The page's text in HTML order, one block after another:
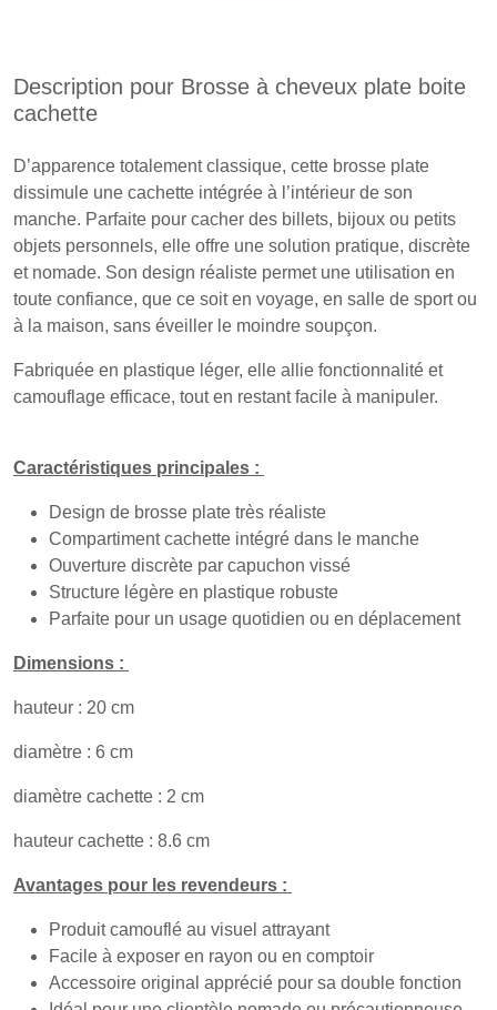
Description pour Brosse à cheveux plate boite
cachette
D’apparence totalement classique, cette brosse plate
dissimule une cachette intégrée à l’intérieur de son
manche. Parfaite pour cacher des billets, bijoux ou petits
objets personnels, elle offre une solution pratique, discrète
et nomade. Son design réaliste permet une utilisation en
toute confiance, que ce soit en voyage, en salle de sport ou
à la maison, sans éveiller le moindre soupçon.
Fabriquée en plastique léger, elle allie fonctionnalité et
camouflage efficace, tout en restant facile à manipuler.
Caractéristiques principales :
Design de brosse plate très réaliste
Compartiment cachette intégré dans le manche
Ouverture discrète par capuchon vissé
Structure légère en plastique robuste
Parfaite pour un usage quotidien ou en déplacement
Dimensions :
hauteur : 20 cm
diamètre : 6 cm
diamètre cachette : 2 cm
hauteur cachette : 8.6 cm
Avantages pour les revendeurs :
Produit camouflé au visuel attrayant
Facile à exposer en rayon ou en comptoir
Accessoire original apprécié pour sa double fonction